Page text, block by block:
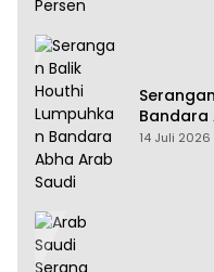
Bandara
14 Juli 2026